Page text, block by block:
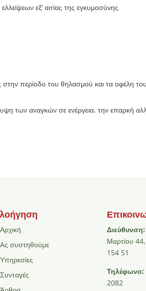
εξ’ αιτίας της εγκυμοσύνης
περίοδο του θηλασμού και τα οφέλη του
των αναγκών σε ενέργεια, την επαρκή
Αρχική
Aς συστηθούμε
Υπηρεσίες
Συνταγές
Διεύθυνση:
Μαρτίου
154 51
Τηλέφωνο:
2082